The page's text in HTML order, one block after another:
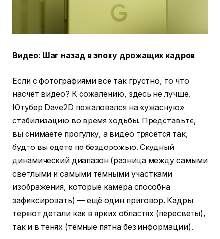
Видео: Шаг назад в эпоху дрожащих кадров
Если с фотографиями всё так грустно, то что
насчёт видео? К сожалению, здесь не лучше.
Ютубер Dave2D пожаловался на «ужасную»
стабилизацию во время ходьбы. Представьте,
вы снимаете прогулку, а видео трясётся так,
будто вы едете по бездорожью. Скудный
динамический диапазон (разница между самыми
светлыми и самыми тёмными участками
изображения, которые камера способна
зафиксировать) — ещё один приговор. Кадры
теряют детали как в ярких областях (пересветы),
так и в тенях (тёмные пятна без информации).